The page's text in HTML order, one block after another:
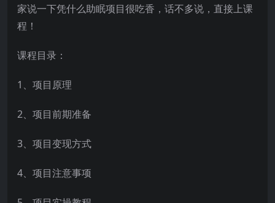
家说一下凭什么助眠项目很吃香，话不多说，直接上课
程！
课程目录：
1、项目原理
2、项目前期准备
3、项目变现方式
4、项目注意事项